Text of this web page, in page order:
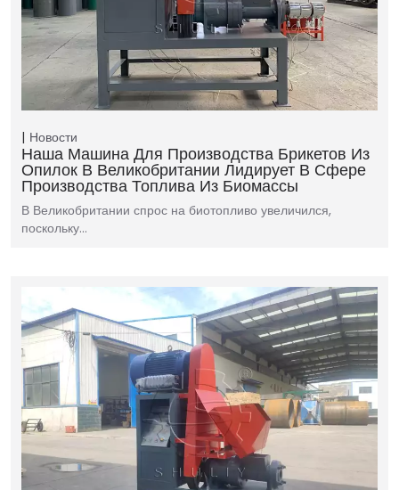
Новости
Наша Машина Для Производства Брикетов Из
Опилок В Великобритании Лидирует В Сфере
Производства Топлива Из Биомассы
В Великобритании спрос на биотопливо увеличился,
поскольку…